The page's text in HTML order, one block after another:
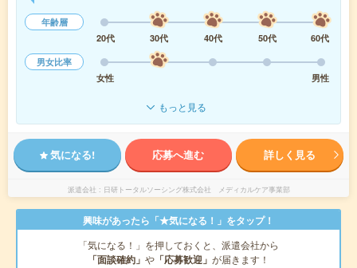
年齢層
20代
30代 40代 50代
60代
男女比率
女性
男性
もっと見る
気になる! 応募へ進む 詳しく見る
派遣会社 日研トータルソーシング株式会社 メディカルケア事業部
興味があったら「★気になる！」をタップ！
「気になる！」を押しておくと、派遣会社から
「面談確約」 や 「応募歓迎」 が届きます！